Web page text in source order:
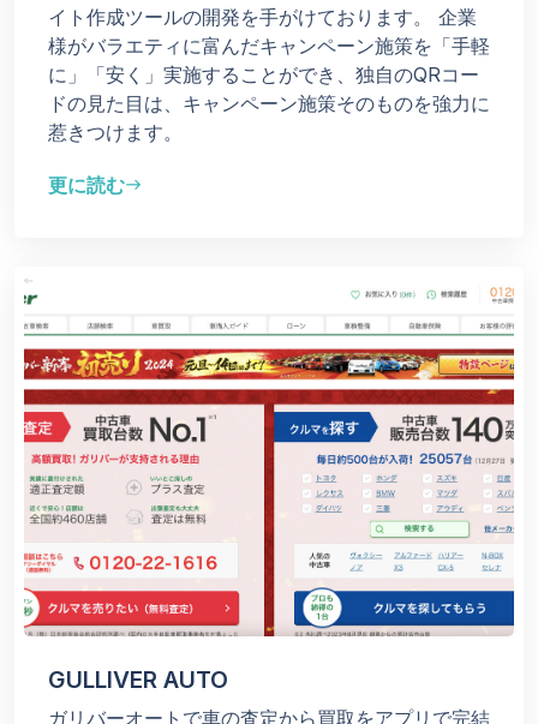
イト作成ツールの開発を手がけております。 企業
様がバラエティに富んだキャンペーン施策を「手軽
に」「安く」実施することができ、独自のQRコー
ドの見た目は、キャンペーン施策そのものを強力に
惹きつけます。
更に読むeast
GULLIVER AUTO
ガリバーオートで車の査定から買取をアプリで完結